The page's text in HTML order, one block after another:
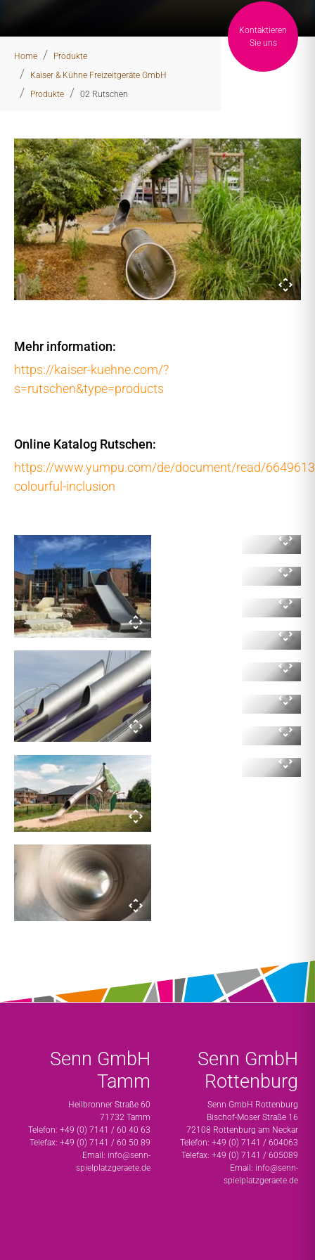
Kontaktieren
Sie uns
Home
Produkte
Kaiser & Kühne Freizeitgeräte GmbH
Produkte
02 Rutschen
Mehr information:
https://kaiser-kuehne.com/?
s=rutschen&type=products
Online Katalog Rutschen:
https://www.yumpu.com/de/document/read/
colourful-inclusion
Senn GmbH
Tamm
Heilbronner Straße 60
71732 Tamm
Telefon: +49 (0) 7141 / 60 40 63
Telefax: +49 (0) 7141 / 60 50 89
Email: info@senn-
spielplatzgeraete.de
Senn GmbH
Rottenburg
Senn GmbH Rottenburg
Bischof-Moser Straße 16
72108 Rottenburg am Neckar
Telefon: +49 (0) 7141 / 604063
Telefax: +49 (0) 7141 / 605089
Email: info@senn-
spielplatzgeraete.de